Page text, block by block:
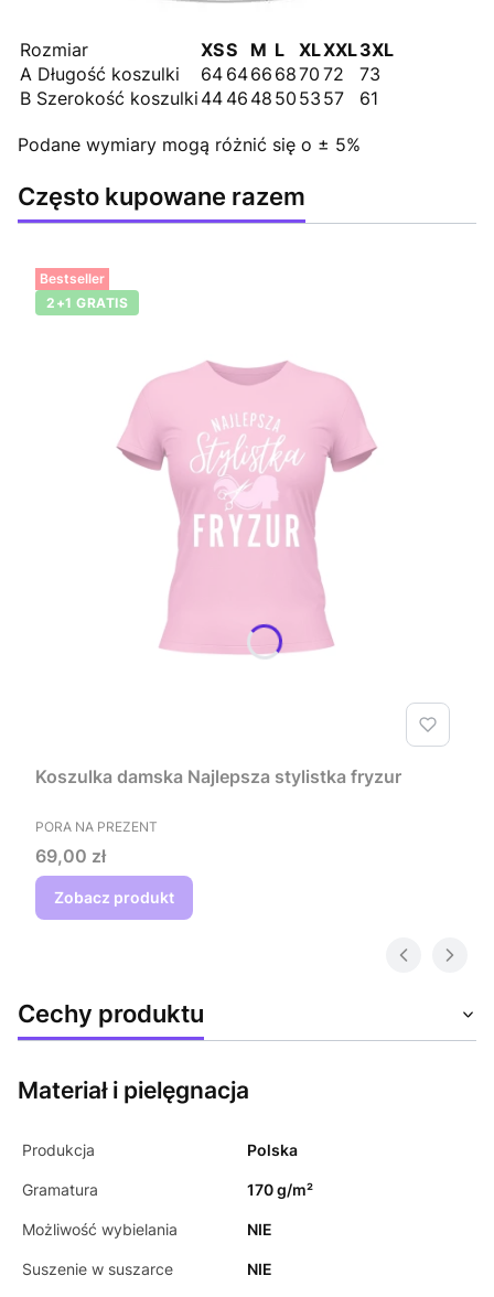
Rozmiar XSS M L XLXXL3XL
A Długość koszulki
64 6466 6870 72
73
B Szerokość koszulki 44 46 48 50 53 57 61
Podane wymiary mogą różnić się o ± 5%
Często kupowane razem
Bestseller
2+1 GRATIS
Koszulka damska Najlepsza stylistka fryzur
PRODUCENT
PORA NA PREZENT
Cena
69,00 zł
Zobacz produkt
Cechy produktu
Materiał i pielęgnacja
Produkcja Polska
Gramatura 170 g/m²
Możliwość wybielania NIE
Suszenie w suszarce NIE